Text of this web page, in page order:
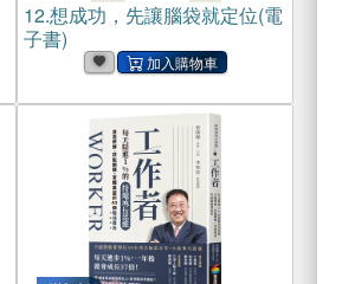
12.想成功，先讓腦袋就定位(電
子書)